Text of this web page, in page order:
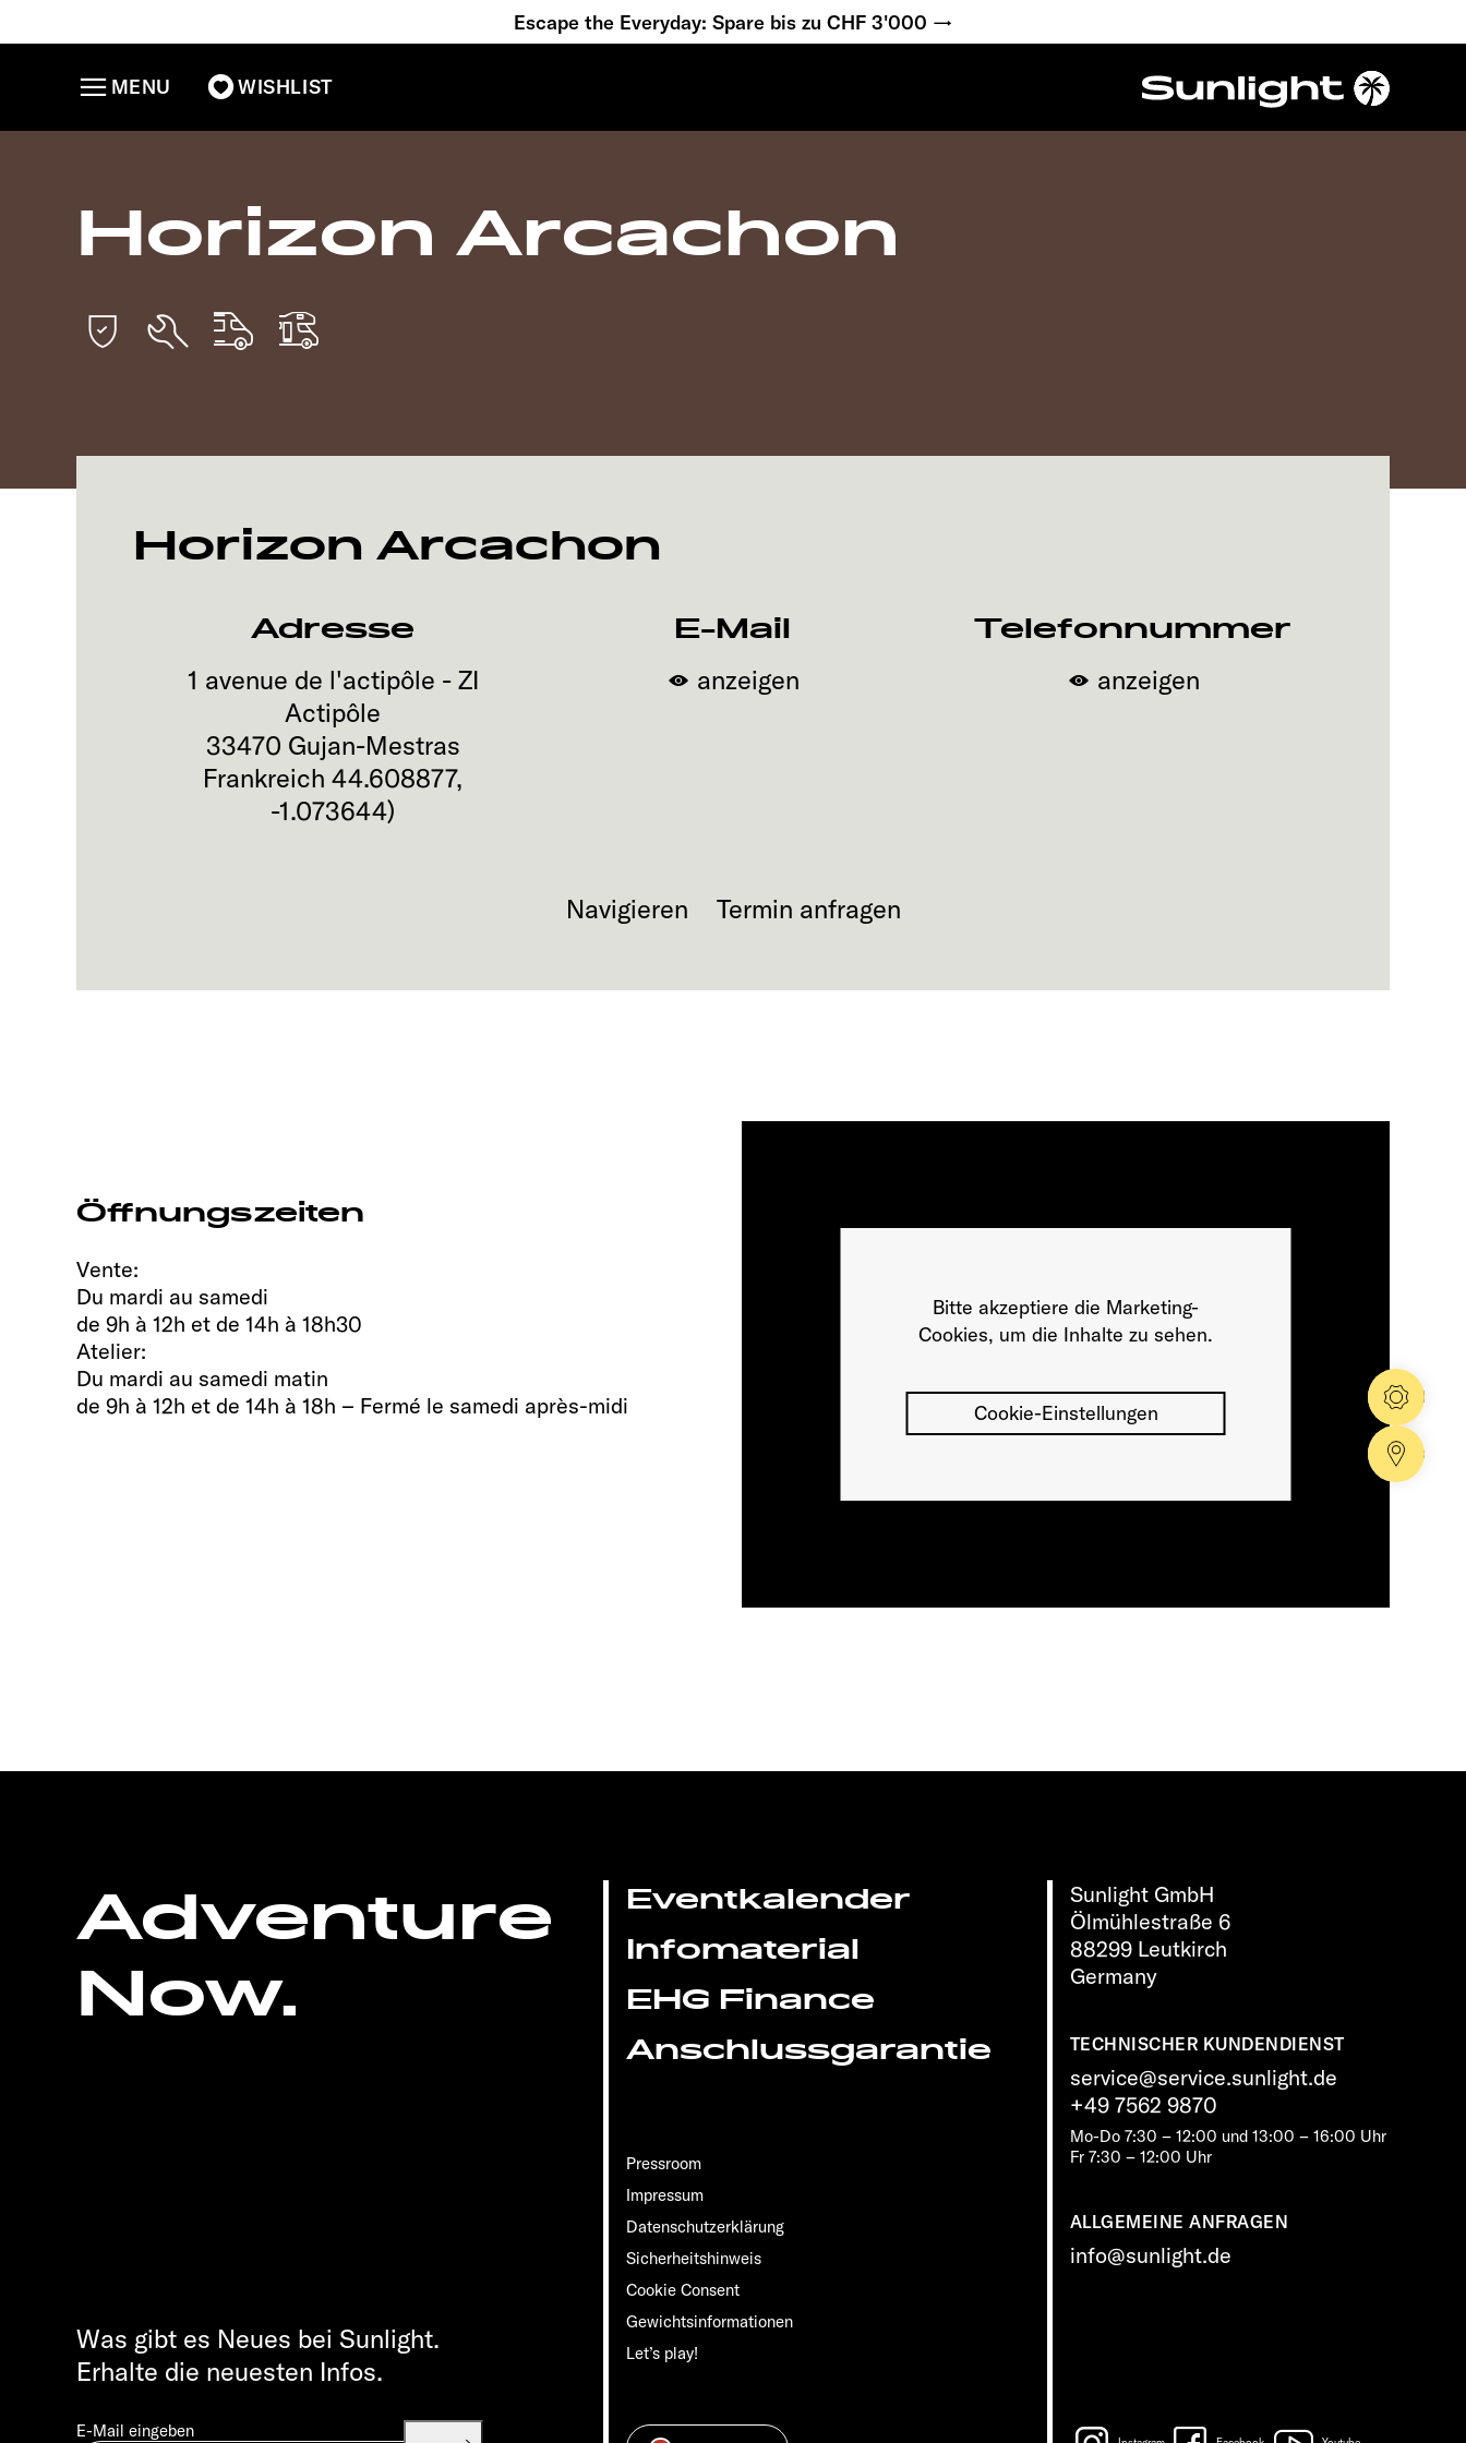
Escape the Everyday: Spare bis zu CHF 3'000 →
WISHLIST
MENU
Horizon Arcachon
Horizon Arcachon
Adresse
1 avenue de l'actipôle - ZI
Actipôle
33470 Gujan-Mestras
Frankreich 44.608877,
-1.073644)
E-Mail
anzeigen
Telefonnummer
anzeigen
Navigieren Termin anfragen
Öffnungszeiten
Vente:
Du mardi au samedi
de 9h à 12h et de 14h à 18h30
Atelier:
Du mardi au samedi matin
de 9h à 12h et de 14h à 18h – Fermé le samedi après-midi
Bitte akzeptiere die Marketing-
Cookies, um die Inhalte zu sehen.
Cookie-Einstellungen
Adventure
Now.
Sunlight GmbH
Ölmühlestraße 6
88299 Leutkirch
Germany
TECHNISCHER KUNDENDIENST
service@service.sunlight.de
+49 7562 9870
Mo-Do 7:30 – 12:00 und 13:00 – 16:00 Uhr
Fr 7:30 – 12:00 Uhr
ALLGEMEINE ANFRAGEN
info@sunlight.de
Eventkalender
Infomaterial
EHG Finance
Anschlussgarantie
Pressroom
Impressum
Datenschutzerklärung
Sicherheitshinweis
Cookie Consent
Gewichts­informationen
Let’s play!
Was gibt es Neues bei Sunlight.
Erhalte die neuesten Infos.
E-Mail eingeben